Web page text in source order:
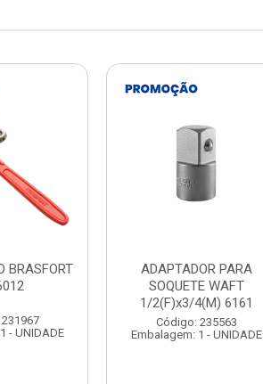
PARA
WAFT
- UNIDADE
ABAJOUR LED
BRASFORT COB MESA
7844
Código: 310379
Embalagem: 1 - UNIDADE